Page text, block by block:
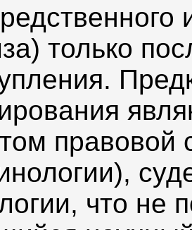
только
правовой
что не